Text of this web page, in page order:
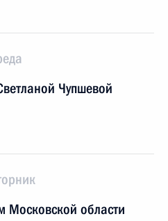
Чупшевой
Московской области